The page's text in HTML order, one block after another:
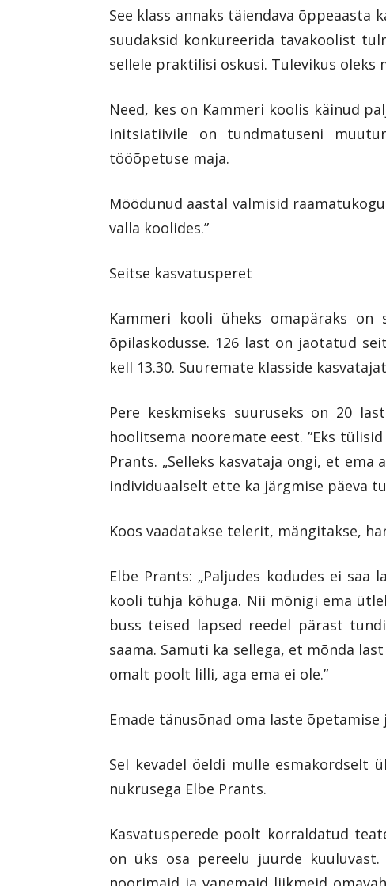
See klass annaks täiendava
suudaksid konkureerida tavakoolist
sellele praktilisi oskusi. Tulevikus
Need, kes on Kammeri koolis käinud
initsiatiivile on tundmatuseni
tööõpetuse maja.
Möödunud aastal valmisid
valla koolides.”
Seitse kasvatusperet
Kammeri kooli üheks omapäraks
õpilaskodusse. 126 last on jaotatud
kell 13.30. Suuremate klasside
Pere keskmiseks suuruseks on 20
hoolitsema nooremate eest. ”Eks
Prants. „Selleks kasvataja ongi, et
individuaalselt ette ka järgmise päeva
Koos vaadatakse telerit, mängitakse,
Elbe Prants: „Paljudes kodudes ei
kooli tühja kõhuga. Nii mõnigi ema
buss teised lapsed reedel pärast
saama. Samuti ka sellega, et mõnda
omalt poolt lilli, aga ema ei ole.”
Emade tänusõnad oma laste
Sel kevadel öeldi mulle esmakordselt
nukrusega Elbe Prants.
Kasvatusperede poolt korraldatud
on üks osa pereelu juurde